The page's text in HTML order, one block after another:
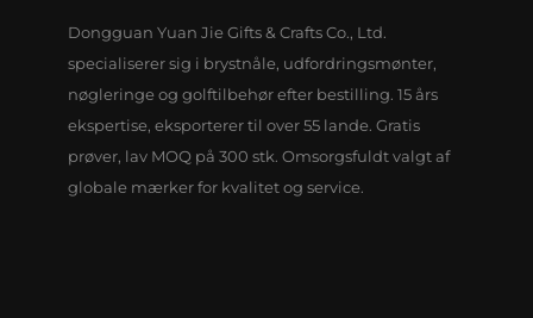
Dongguan Yuan Jie Gifts & Crafts Co., Ltd.
specialiserer sig i brystnåle, udfordringsmønter,
nøgleringe og golftilbehør efter bestilling. 15 års
ekspertise, eksporterer til over 55 lande. Gratis
prøver, lav MOQ på 300 stk. Omsorgsfuldt valgt af
globale mærker for kvalitet og service.